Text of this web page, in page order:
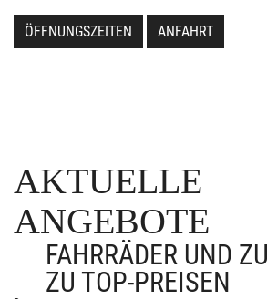
ÖFFNUNGSZEITEN ANFAHRT
AKTUELLE
ANGEBOTE
FAHRRÄDER UND
ZU TOP-PREISEN